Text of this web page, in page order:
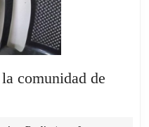
comunidad de